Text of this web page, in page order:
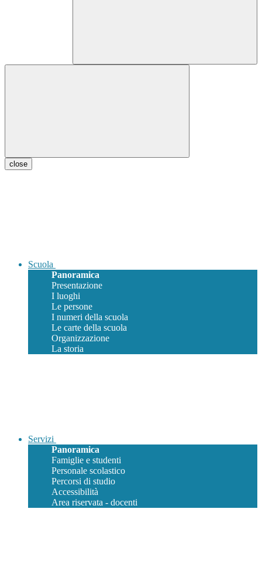
close
Scuola
Panoramica
Presentazione
I luoghi
Le persone
I numeri della scuola
Le carte della scuola
Organizzazione
La storia
Servizi
Panoramica
Famiglie e studenti
Personale scolastico
Percorsi di studio
Accessibilità
Area riservata - docenti